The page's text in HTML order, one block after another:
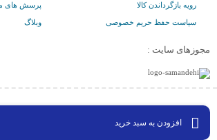
افزودن به سبد خرید
رویه بازگرداندن کالا
سیاست حفظ حریم خصوصی
پرسش های
وبلاگ
مجوزهای سایت :
کلیه حقوق مادی و معنوی برای دیجی افشار محفوظ